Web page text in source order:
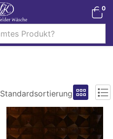
0
Standardsortierung